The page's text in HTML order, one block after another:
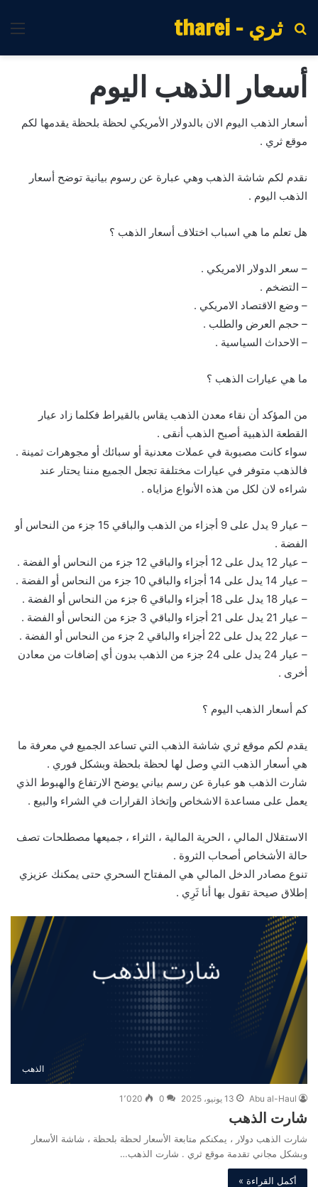
ثري - tharei
بحث
أسعار الذهب اليوم
أسعار الذهب اليوم الان بالدولار الأمريكي لحظة بلحظة يقدمها لكم
موقع ثري .
نقدم لكم شاشة الذهب وهي عبارة عن رسوم بيانية توضح أسعار
الذهب اليوم .
هل تعلم ما هي اسباب اختلاف أسعار الذهب ؟
– سعر الدولار الامريكي .
– التضخم .
– وضع الاقتصاد الامريكي .
– حجم العرض والطلب .
– الاحداث السياسية .
ما هي عيارات الذهب ؟
من المؤكد أن نقاء معدن الذهب يقاس بالقيراط فكلما زاد عيار
القطعة الذهبية أصبح الذهب أنقى .
سواء كانت مصبوبة في عملات معدنية أو سبائك أو مجوهرات ثمينة .
فالذهب متوفر في عيارات مختلفة تجعل الجميع مننا يحتار عند
شراءه لان لكل من هذه الأنواع مزاياه .
– عيار 9 يدل على 9 أجزاء من الذهب والباقي 15 جزء من النحاس أو
الفضة .
– عيار 12 يدل على 12 أجزاء والباقي 12 جزء من النحاس أو الفضة .
– عيار 14 يدل على 14 أجزاء والباقي 10 جزء من النحاس أو الفضة .
– عيار 18 يدل على 18 أجزاء والباقي 6 جزء من النحاس أو الفضة .
– عيار 21 يدل على 21 أجزاء والباقي 3 جزء من النحاس أو الفضة .
– عيار 22 يدل على 22 أجزاء والباقي 2 جزء من النحاس أو الفضة .
– عيار 24 يدل على 24 جزء من الذهب بدون أي إضافات من معادن
أخرى .
كم أسعار الذهب اليوم ؟
يقدم لكم موقع ثري شاشة الذهب التي تساعد الجميع في معرفة ما
هي أسعار الذهب التي وصل لها لحظة بلحظة وبشكل فوري .
شارت الذهب هو عبارة عن رسم بياني يوضح الارتفاع والهبوط الذي
يعمل على مساعدة الاشخاص وإتخاذ القرارات في الشراء والبيع .
الاستقلال المالي ، الحرية المالية ، الثراء ، جميعها مصطلحات تصف
حالة الأشخاص أصحاب الثروة .
تنوع مصادر الدخل المالي هي المفتاح السحري حتى يمكنك عزيزي
إطلاق صيحة تقول بها أنا ثَرِي .
الذهب
Abu al-Haul 13 يونيو، 2025 0 1٬020
شارت الذهب
شارت الذهب دولار ، يمكنكم متابعة الأسعار لحظة بلحظة ، شاشة الأسعار
وبشكل مجاني تقدمة موقع ثري . شارت الذهب…
أكمل القراءة »